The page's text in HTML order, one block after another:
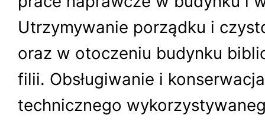
Utrzymywanie porządku i
oraz w otoczeniu budynku
filii. Obsługiwanie i
technicznego